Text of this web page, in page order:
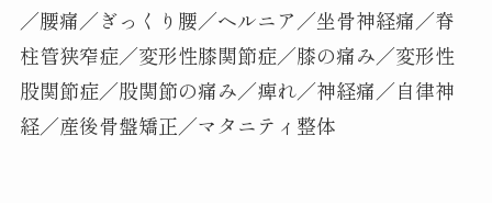
／腰痛／ぎっくり腰／ヘルニア／坐骨神経痛／脊
柱管狭窄症／変形性膝関節症／膝の痛み／変形性
股関節症／股関節の痛み／痺れ／神経痛／自律神
経／産後骨盤矯正／マタニティ整体